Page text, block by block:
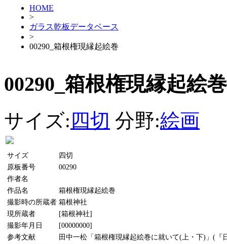
HOME
>
ガラス乾板データベース
>
00290_箱根権現縁起絵巻
00290_箱根権現縁起絵巻
サイズ: 四切 分野:絵画
サイズ
四切
原板番号
00290
作者名
作品名
箱根権現縁起絵巻
撮影時の所蔵者 箱根神社
現所蔵者
[箱根神社]
撮影年月日
[00000000]
参考文献
田中一松「箱根権現縁起絵巻に就いて(上・下)」(『